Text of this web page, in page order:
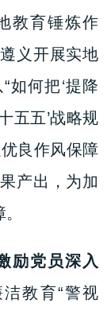
教育锤炼作
义开展实地
如何把‘提降
五五’战略规
良作风保障
产出，为加
励党员深入
教育“警视